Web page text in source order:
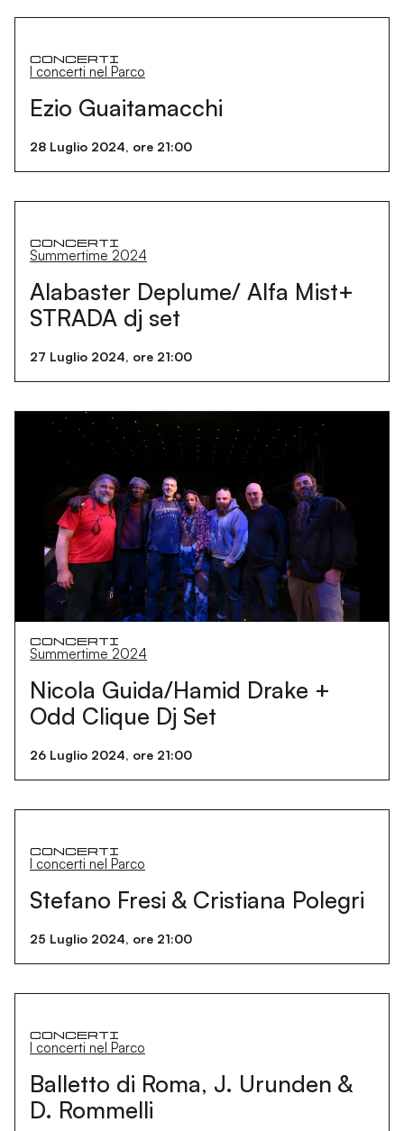
Concerti
I concerti nel Parco
Ezio Guaitamacchi
28 Luglio 2024, ore 21:00
Concerti
Summertime 2024
Alabaster Deplume/ Alfa Mist+
STRADA dj set
27 Luglio 2024, ore 21:00
Concerti
Summertime 2024
Nicola Guida/Hamid Drake +
Odd Clique Dj Set
26 Luglio 2024, ore 21:00
Concerti
I concerti nel Parco
Stefano Fresi & Cristiana Polegri
25 Luglio 2024, ore 21:00
Concerti
I concerti nel Parco
Balletto di Roma, J. Urunden &
D. Rommelli